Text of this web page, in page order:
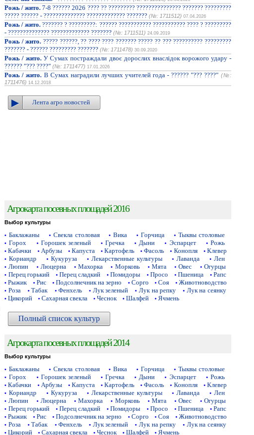
Рожь / жито. 7-8 ?????? 2026 ???? ?? ????????? ??????????????? ??????? ?????????
????? ?????? - ?????????????? ????????????? ??????? (№: 1711512) 07.04.2026
Рожь / жито. ??????? ? ?????????: ?????? ??????????? ??????????? ???? ? ?????????
- ?????????????? ????????????? ??????? (№: 1711511) 24.09.2019
Рожь / жито. ????? ??????, ?? ???? ???? ??????? ????? ?? ??? ?????????? ?????????
??????? - ?????? ????????? ??????? (№: 1711478) 30.09.2020
Рожь / жито. У Сумах постраждали двоє дорослих внаслідок ворожого удару -
?????? "??? ????" (№: 1711477) 17.01.2026
Рожь / жито. В Сумах наградили лучших учителей года - ?????? "??? ????" (№:
1711476) 14.12.2018
Лента агро новостей
Агрокарта посевных площадей 2016
Выбор культуры
• Баклажаны • Свекла столовая • Вика • Горчица • Тыквы столовые
• Горох • Горошек зеленый • Гречка • Дыни • Эспарцет • Рожь
• Кабачки • Арбузы • Капуста • Картофель • Фасоль • Конопля • Клевер
• Кориандр • Кукуруза • Лекарственные культуры • Лаванда • Лен
• Люпин • Люцерна • Махорка • Морковь • Мята • Овес • Огурцы
• Перец горький • Перец сладкий • Помидоры • Просо • Пшеница • Рапс
• Рыжик • Рис • Подсолнечник на зерно • Сорго • Соя • Животноводство
• Роза • Табак • Фенхель • Лук зеленый • Лук на репку • Лук на сеянку
• Цикорий • Сахарная свекла • Чеснок • Шалфей • Ячмень
Полный список культур
Агрокарта посевных площадей 2014
Выбор культуры
• Баклажаны • Свекла столовая • Вика • Горчица • Тыквы столовые
• Горох • Горошек зеленый • Гречка • Дыни • Эспарцет • Рожь
• Кабачки • Арбузы • Капуста • Картофель • Фасоль • Конопля • Клевер
• Кориандр • Кукуруза • Лекарственные культуры • Лаванда • Лен
• Люпин • Люцерна • Махорка • Морковь • Мята • Овес • Огурцы
• Перец горький • Перец сладкий • Помидоры • Просо • Пшеница • Рапс
• Рыжик • Рис • Подсолнечник на зерно • Сорго • Соя • Животноводство
• Роза • Табак • Фенхель • Лук зеленый • Лук на репку • Лук на сеянку
• Цикорий • Сахарная свекла • Чеснок • Шалфей • Ячмень